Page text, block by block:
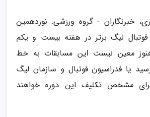
خبرنگاران - گروه ورزشی: نوزدهمین
لیگ برتر در هفته بیست و یکم
معین نیست این مسابقات به خط
یا فدراسیون فوتبال و سازمان لیگ
مشخص تکلیف این دوره خواهند